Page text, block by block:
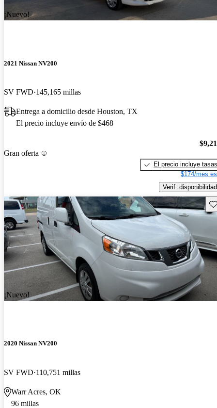
¡Nuevo!
2021 Nissan NV200
SV FWD 145,165 millas
Entrega a domicilio desde Houston, TX
El precio incluye envío de $468
Gran oferta
El precio incluye tasas
$174/mes
Verif. disponibilidad
¡Nuevo!
2020 Nissan NV200
SV FWD 110,751 millas
Warr Acres, OK
96 millas